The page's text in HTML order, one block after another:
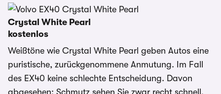
Crystal White Pearl
kostenlos
Weißtöne wie Crystal White Pearl geben Autos eine
puristische, zurückgenommene Anmutung. Im Fall
des EX40 keine schlechte Entscheidung. Davon
abgesehen: Schmutz sehen Sie zwar recht schnell,